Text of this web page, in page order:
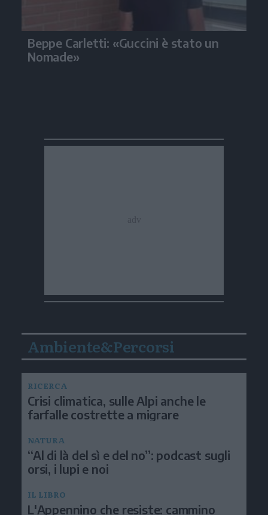
Beppe Carletti: «Guccini è stato un
Nomade»
Ambiente&Percorsi
RICERCA
Crisi climatica, sulle Alpi anche le
farfalle costrette a migrare
NATURA
“Al di là del sì e del no”: podcast sugli
orsi, i lupi e noi
IL LIBRO
L'Appennino che resiste: cammino